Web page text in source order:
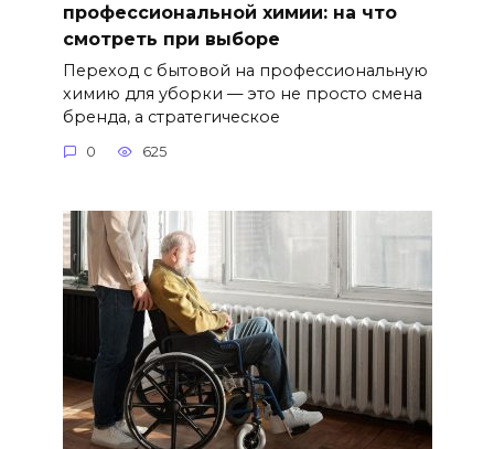
профессиональной химии: на что
смотреть при выборе
Переход с бытовой на профессиональную
химию для уборки — это не просто смена
бренда, а стратегическое
0 625